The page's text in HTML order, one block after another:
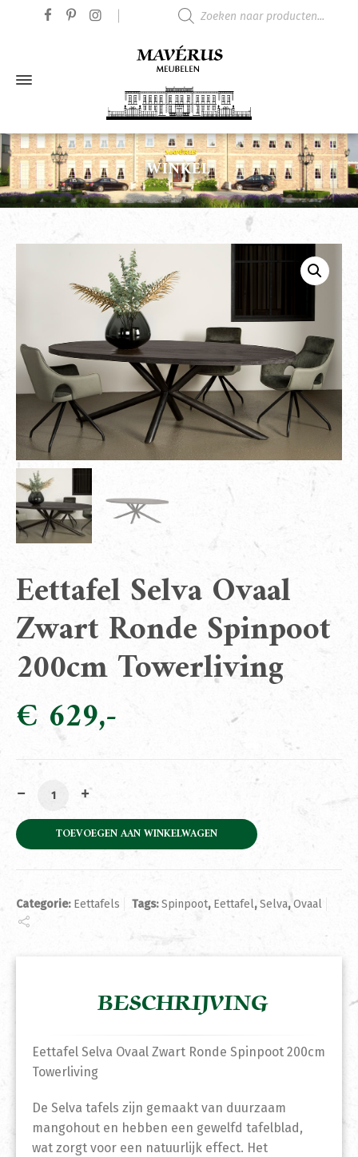
WINKEL
Eettafel Selva Ovaal
Zwart Ronde Spinpoot
200cm Towerliving
€ 629
Eettafel Selva Ovaal Zwart Ronde Spinpoot 200cm
TOEVOEGEN AAN WINKELWAGEN
Categorie: Eettafels Tags:Spinpoot, Eettafel,Selva,Ovaal
BESCHRIJVING
Eettafel Selva Ovaal Zwart Ronde Spinpoot 200cm
Towerliving
De Selva tafels zijn gemaakt van duurzaam
mangohout en hebben een gewelfd tafelblad,
wat zorgt voor een natuurlijk effect. Het